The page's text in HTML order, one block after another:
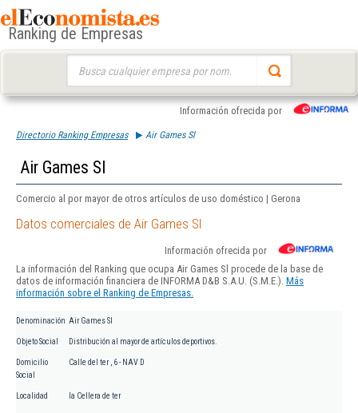
Ranking de Empresas
Información ofrecida por
Directorio Ranking Empresas Air Games Sl
Air Games Sl
Comercio al por mayor de otros artículos de uso doméstico | Gerona
Datos comerciales de Air Games Sl
Información ofrecida por
La información del Ranking que ocupa Air Games Sl procede de la base de
datos de información financiera de INFORMA D&B S.A.U. (S.M.E.). Más
información sobre el Ranking de Empresas.
Denominación Air Games Sl
Objeto Social Distribución al mayor de artículos deportivos.
Domicilio
Social
Calle del ter , 6 - NAV D
Localidad la Cellera de ter